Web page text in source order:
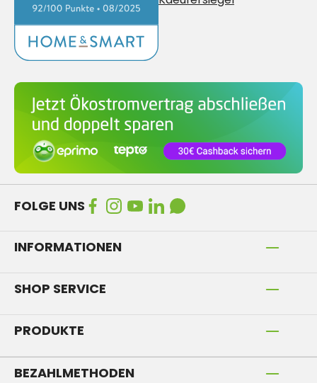
FOLGE UNS
INFORMATIONEN
SHOP SERVICE
PRODUKTE
BEZAHLMETHODEN